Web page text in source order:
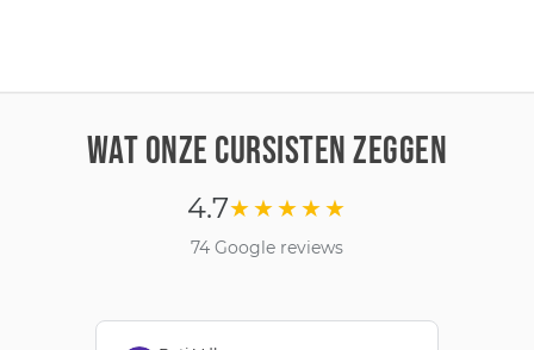
WAT ONZE CURSISTEN ZEGGEN
4.7★★★★★
74 Google reviews